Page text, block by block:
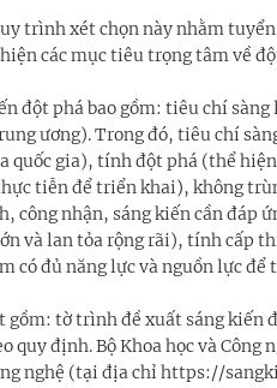
trình xét chọn này nhằm
các mục tiêu trọng tâm về
đột phá bao gồm: tiêu chí
ương). Trong đó, tiêu chí
quốc gia), tính đột phá (thể
tiễn để triển khai), không
nhận, sáng kiến cần đáp
và lan tỏa rộng rãi), tính cấp
có đủ năng lực và nguồn lực
gồm: tờ trình đề xuất sáng
quy định. Bộ Khoa học và
nghệ (tại địa chỉ https://